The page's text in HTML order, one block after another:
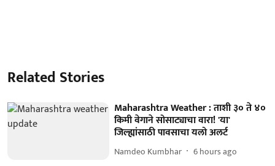
Related Stories
Maharashtra Weather : ताशी ३० ते ४०
किमी वेगाने सोसाट्याचा वारा! 'या'
जिल्ह्यांसाठी पावसाचा यलो अलर्ट
Namdeo Kumbhar 6 hours ago